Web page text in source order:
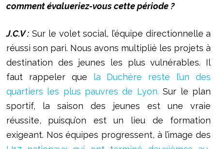
comment évalueriez-vous cette période ?
J.C.V : Sur le volet social, l’équipe directionnelle a
réussi son pari. Nous avons multiplié les projets à
destination des jeunes les plus vulnérables. Il
faut rappeler que
la Duchère reste l’un des
quartiers les plus pauvres de Lyon. Sur le plan
sportif, la saison des jeunes est une vraie
réussite, puisqu’on est un lieu de formation
exigeant. Nos équipes progressent, à l’image des